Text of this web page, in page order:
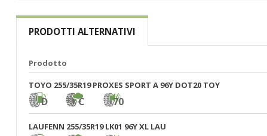
PRODOTTI ALTERNATIVI
Prodotto
TOYO 255/35R19 PROXES SPORT A 96Y DOT20 TOY
D C 70
LAUFENN 255/35R19 LK01 96Y XL LAU